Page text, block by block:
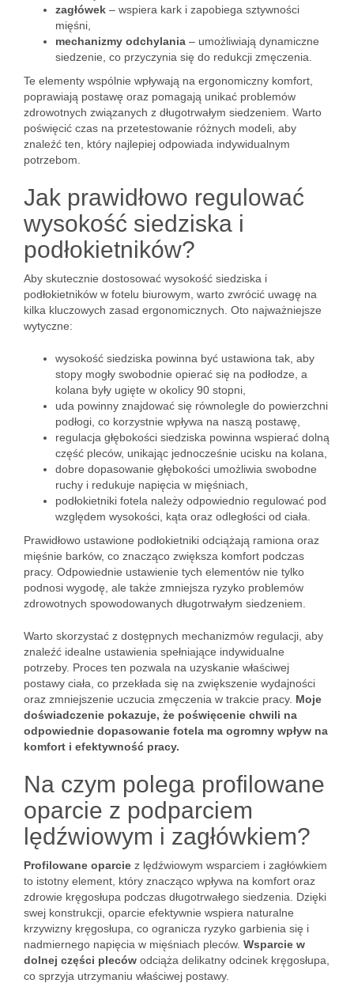
zagłówek – wspiera kark i zapobiega sztywności
mięśni,
mechanizmy odchylania – umożliwiają dynamiczne
siedzenie, co przyczynia się do redukcji zmęczenia.
Te elementy wspólnie wpływają na ergonomiczny komfort,
poprawiają postawę oraz pomagają unikać problemów
zdrowotnych związanych z długotrwałym siedzeniem. Warto
poświęcić czas na przetestowanie różnych modeli, aby
znaleźć ten, który najlepiej odpowiada indywidualnym
potrzebom.
Jak prawidłowo regulować
wysokość siedziska i
podłokietników?
Aby skutecznie dostosować wysokość siedziska i
podłokietników w fotelu biurowym, warto zwrócić uwagę na
kilka kluczowych zasad ergonomicznych. Oto najważniejsze
wytyczne:
wysokość siedziska powinna być ustawiona tak, aby
stopy mogły swobodnie opierać się na podłodze, a
kolana były ugięte w okolicy 90 stopni,
uda powinny znajdować się równolegle do powierzchni
podłogi, co korzystnie wpływa na naszą postawę,
regulacja głębokości siedziska powinna wspierać dolną
część pleców, unikając jednocześnie ucisku na kolana,
dobre dopasowanie głębokości umożliwia swobodne
ruchy i redukuje napięcia w mięśniach,
podłokietniki fotela należy odpowiednio regulować pod
względem wysokości, kąta oraz odległości od ciała.
Prawidłowo ustawione podłokietniki odciążają ramiona oraz
mięśnie barków, co znacząco zwiększa komfort podczas
pracy. Odpowiednie ustawienie tych elementów nie tylko
podnosi wygodę, ale także zmniejsza ryzyko problemów
zdrowotnych spowodowanych długotrwałym siedzeniem.
Warto skorzystać z dostępnych mechanizmów regulacji, aby
znaleźć idealne ustawienia spełniające indywidualne
potrzeby. Proces ten pozwala na uzyskanie właściwej
postawy ciała, co przekłada się na zwiększenie wydajności
oraz zmniejszenie uczucia zmęczenia w trakcie pracy. Moje
doświadczenie pokazuje, że poświęcenie chwili na
odpowiednie dopasowanie fotela ma ogromny wpływ na
komfort i efektywność pracy.
Na czym polega profilowane
oparcie z podparciem
lędźwiowym i zagłówkiem?
Profilowane oparcie z lędźwiowym wsparciem i zagłówkiem
to istotny element, który znacząco wpływa na komfort oraz
zdrowie kręgosłupa podczas długotrwałego siedzenia. Dzięki
swej konstrukcji, oparcie efektywnie wspiera naturalne
krzywizny kręgosłupa, co ogranicza ryzyko garbienia się i
nadmiernego napięcia w mięśniach pleców. Wsparcie w
dolnej części pleców odciąża delikatny odcinek kręgosłupa,
co sprzyja utrzymaniu właściwej postawy.